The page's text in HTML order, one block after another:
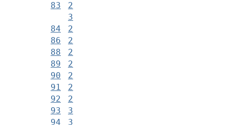
83
2
3
84
2
86
2
88
2
89
2
90
2
91
2
92
2
93
3
94
3